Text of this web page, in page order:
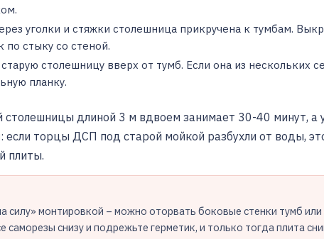
уголки и стяжки столешница прикручена к тумбам.
стыку со стеной.
столешницу вверх от тумб. Если она из нескольких
планку.
длиной 3 м вдвоем занимает 30-40 минут, а
если торцы ДСП под старой мойкой разбухли от воды,
плиты.
силу» монтировкой – можно оторвать боковые стенки тумб или
снизу и подрежьте герметик, и только тогда плита